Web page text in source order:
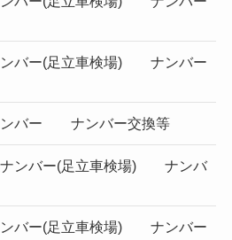
バー(足立車検場) ナンバー
ンバー ナンバー交換等
ンバー(足立車検場) ナンバ
バー(足立車検場) ナンバー